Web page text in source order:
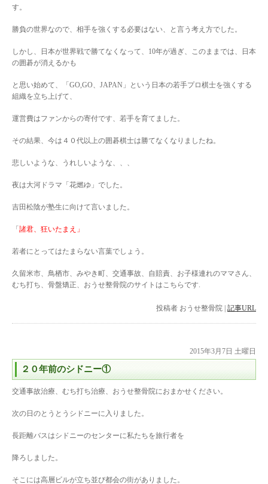
す。
勝負の世界なので、相手を強くする必要はない、と言う考え方でした。
しかし、日本が世界戦で勝てなくなって、10年が過ぎ、このままでは、日本
の囲碁が消えるかも
と思い始めて、「GO,GO、JAPAN」という日本の若手プロ棋士を強くする
組織を立ち上げて、
運営費はファンからの寄付です、若手を育てました。
その結果、今は４０代以上の囲碁棋士は勝てなくなりましたね。
悲しいような、うれしいような、、、
夜は大河ドラマ「花燃ゆ」でした。
吉田松陰が塾生に向けて言いました。
「諸君、狂いたまえ」
若者にとってはたまらない言葉でしょう。
久留米市、鳥栖市、みやき町、交通事故、自賠責、お子様連れのママさん、
むち打ち、骨盤矯正、おうせ整骨院のサイトはこちらです.
投稿者 おうせ整骨院 | 記事URL
2015年3月7日 土曜日
２０年前のシドニー①
交通事故治療、むち打ち治療、おうせ整骨院におまかせください。
次の日のとうとうシドニーに入りました。
長距離バスはシドニーのセンターに私たちを旅行者を
降ろしました。
そこには高層ビルが立ち並び都会の街がありました。